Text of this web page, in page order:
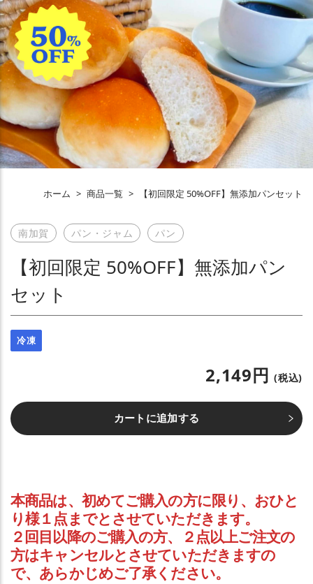
ホーム > 商品一覧 > 【初回限定 50%OFF】無添加パンセット
南加賀 パン・ジャム パン
【初回限定 50%OFF】無添加パン
セット
冷凍
2,149円(税込)
カートに追加する
本商品は、初めてご購入の方に限り、 おひと
り様１点までとさせていただきます。
２回目以降のご購入の方、２点以上ご注文の
方はキャンセルとさせていただきますの
で、あらかじめご了承ください。